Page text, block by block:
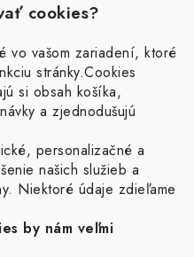
cookies?
vo vašom zariadení, ktoré
stránky.Cookies
si obsah košíka,
a zjednodušujú
personalizačné a
našich služieb a
Niektoré údaje zdieľame
by nám veľmi